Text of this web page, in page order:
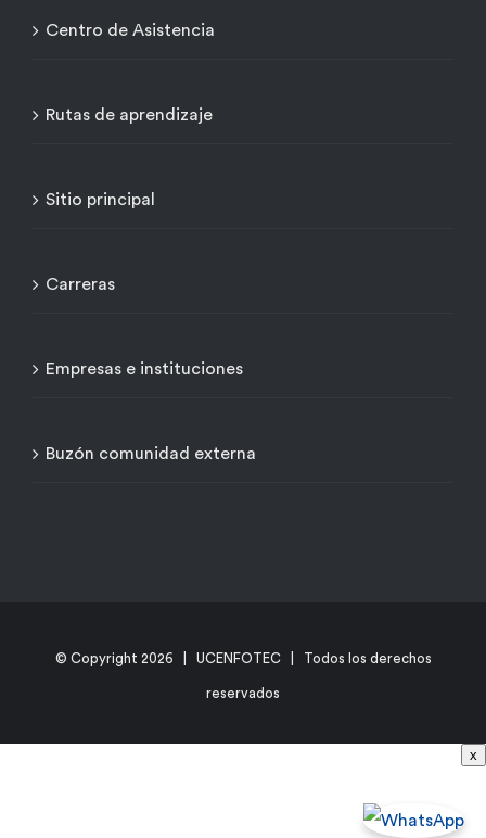
Centro de Asistencia
Rutas de aprendizaje
Sitio principal
Carreras
Empresas e instituciones
Buzón comunidad externa
© Copyright 2026 | UCENFOTEC | Todos los derechos
reservados
x